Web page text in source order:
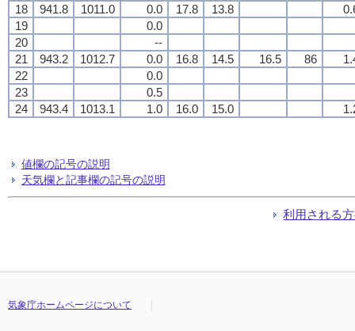
18
941.8 1011.0 0.0 17.8 13.8
19
0.0
20
--
21
943.2 1012.7 0.0 16.8 14.5 16.5 86
22
0.0
23
0.5
24
943.4 1013.1 1.0 16.0 15.0
値欄の記号の説明
天気欄と記事欄の記号の説明
利用される
気象庁ホームページについて